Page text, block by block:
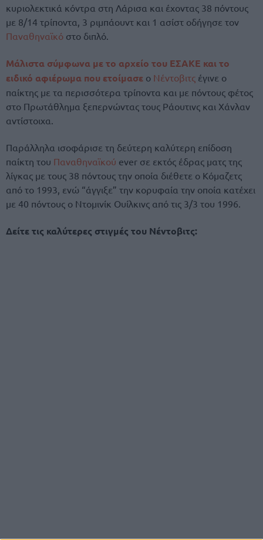
κυριολεκτικά κόντρα στη Λάρισα και έχοντας 38 πόντους
με 8/14 τρίποντα, 3 ριμπάουντ και 1 ασίστ οδήγησε τον
Παναθηναϊκό στο διπλό.
Μάλιστα σύμφωνα με το αρχείο του ΕΣΑΚΕ και το
ειδικό αφιέρωμα που ετοίμασε ο Νέντοβιτς έγινε ο
παίκτης με τα περισσότερα τρίποντα και με πόντους φέτος
στο Πρωτάθλημα ξεπερνώντας τους Ράουτινς και Χάνλαν
αντίστοιχα.
Παράλληλα ισοφάρισε τη δεύτερη καλύτερη επίδοση
παίκτη του Παναθηναϊκού ever σε εκτός έδρας ματς της
λίγκας με τους 38 πόντους την οποία διέθετε ο Κόμαζετς
από το 1993, ενώ “άγγιξε” την κορυφαία την οποία κατέχει
με 40 πόντους ο Ντομινίκ Ουίλκινς από τις 3/3 του 1996.
Δείτε τις καλύτερες στιγμές του Νέντοβιτς: